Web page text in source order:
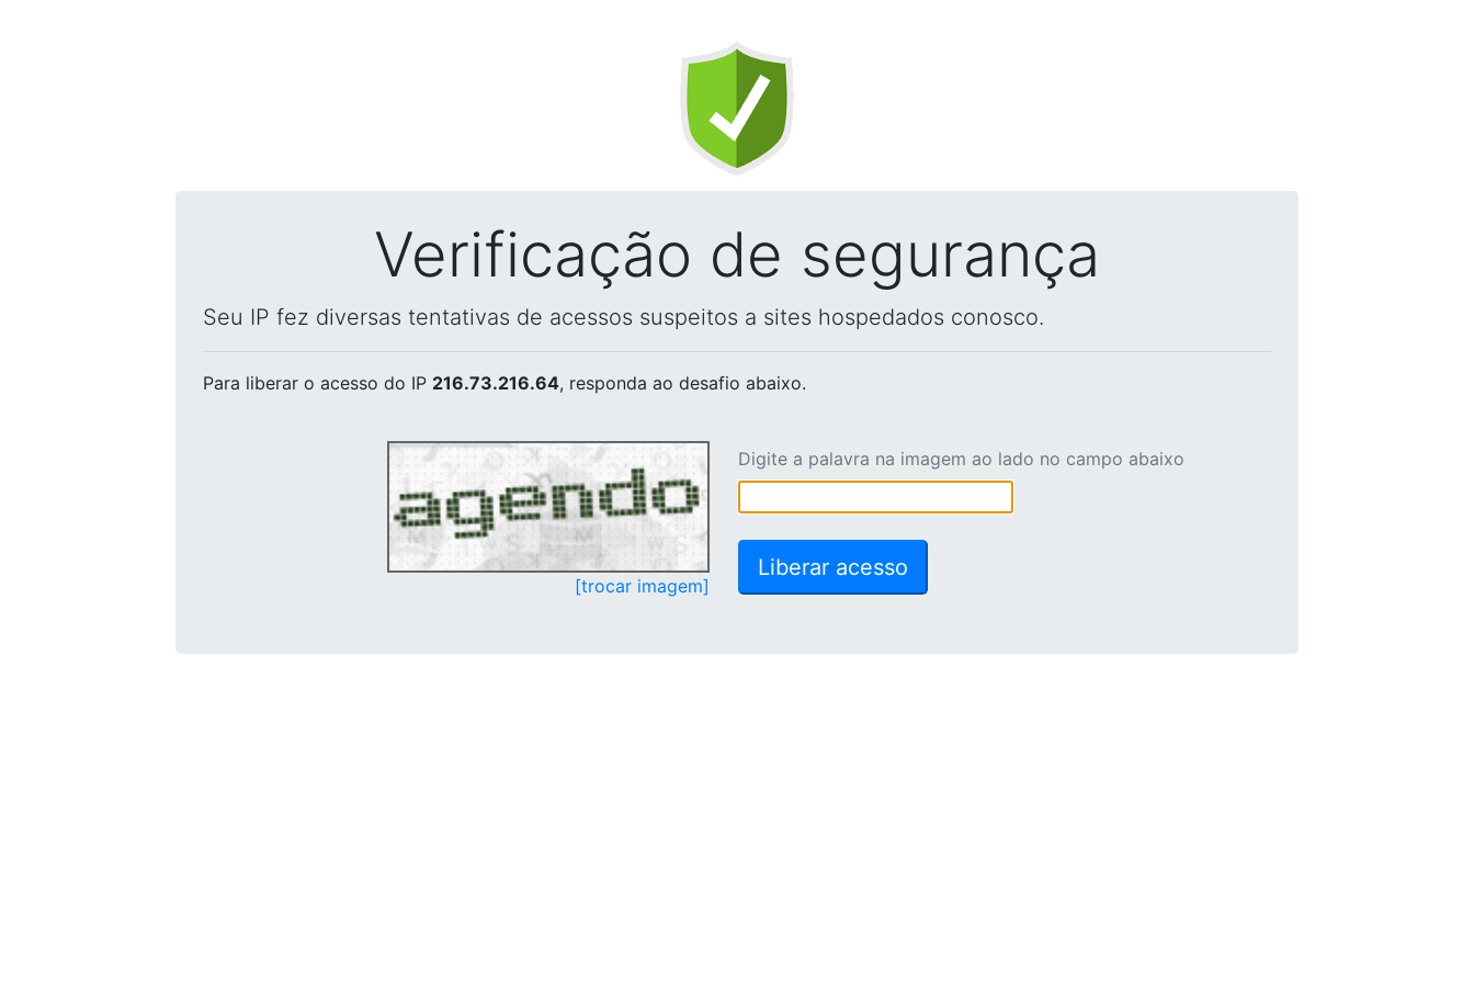
Verificação de segurança
Seu IP fez diversas tentativas de acessos suspeitos a sites hospedados conosco.
Para liberar o acesso do IP 216.73.216.64, responda ao desafio abaixo.
[trocar imagem]
Digite a palavra na imagem ao lado no campo abaixo